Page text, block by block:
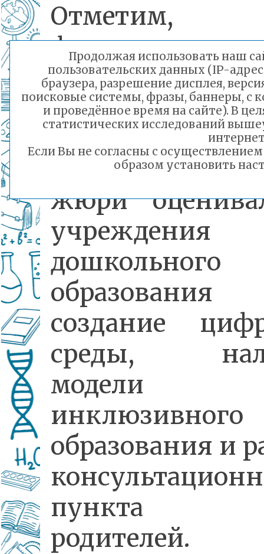
федеральном
конкурсе
участие 5000
садов со всей
Прежде всего,
жюри
учреждения
дошкольного
образования
создание
среды,
модели
инклюзивного
образования и
пункта
родителей.
Продолжая использовать наш
пользовательских данных (IP-
браузера, разрешение дисплея,
поисковые системы, фразы, баннеры, с
и проведённое время на сайте). В
статистических исследований
Если Вы не согласны с
образом установить